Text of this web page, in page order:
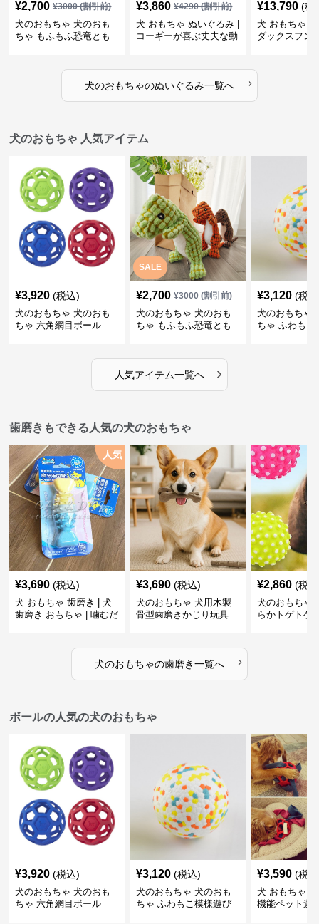
¥2,700 ¥3000(割引前)
犬のおもちゃ 犬のおも
ちゃ もふもふ恐竜とも
¥3,860 ¥4290(割引前)
犬 おもちゃ ぬいぐるみ |
コーギーが喜ぶ丈夫な動
¥13,790 (税
犬 おもちゃ
ダックスフン
犬のおもちゃのぬいぐるみ一覧へ ›
犬のおもちゃ 人気アイテム
¥3,920 (税込)
犬のおもちゃ 犬のおも
ちゃ 六角網目ボール
SALE
¥2,700 ¥3000(割引前)
犬のおもちゃ 犬のおも
ちゃ もふもふ恐竜とも
¥3,120 (税
犬のおもちゃ
ちゃ ふわもこ
人気アイテム一覧へ ›
歯磨きもできる人気の犬のおもちゃ
人気
¥3,690 (税込)
犬 おもちゃ 歯磨き | 犬
歯磨き おもちゃ | 噛むだ
¥3,690 (税込)
犬のおもちゃ 犬用木製
骨型歯磨きかじり玩具
¥2,860 (税
犬のおもちゃ
らかトゲトゲ
犬のおもちゃの歯磨き一覧へ ›
ボールの人気の犬のおもちゃ
¥3,920 (税込)
犬のおもちゃ 犬のおも
ちゃ 六角網目ボール
¥3,120 (税込)
犬のおもちゃ 犬のおも
ちゃ ふわもこ模様遊び
¥3,590 (税
犬 おもちゃ
機能ペット遊